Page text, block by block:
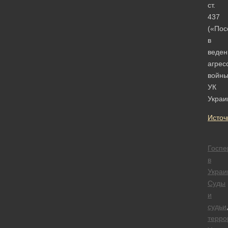
ст.
437
в
УК
в
Суды
и
судьи